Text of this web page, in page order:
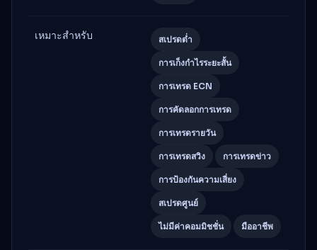
เหมาะสำหรับ สเปรดต่ำ
การเก็งกำไรระยะสั้น
การเทรด ECN
การคัดลอกการเทรด
การเทรดรายวัน
การเทรดสวิง การเทรดข่าว
การป้องกันความเสี่ยง
สเปรดศูนย์
ไม่มีค่าคอมมิชชั่น มืออาชีพ